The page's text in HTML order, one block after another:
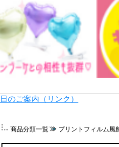
のご案内（リンク）
商品分類一覧 プリントフィルム風